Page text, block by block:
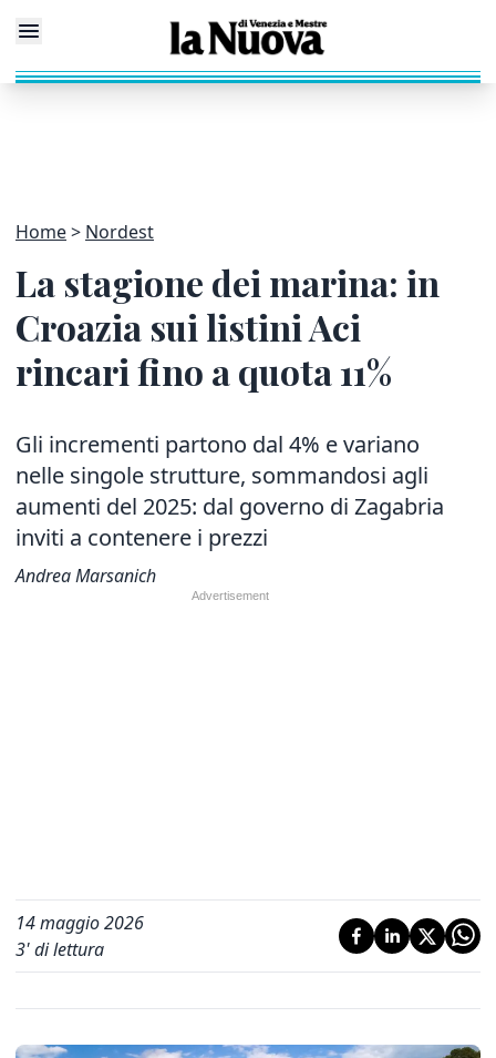
Home Nordest
La stagione dei marina: in
Croazia sui listini Aci
rincari fino a quota 11%
Gli incrementi partono dal 4% e variano
nelle singole strutture, sommandosi agli
aumenti del 2025: dal governo di Zagabria
inviti a contenere i prezzi
Andrea Marsanich
14 maggio 2026
3' di lettura